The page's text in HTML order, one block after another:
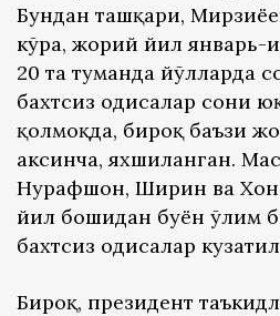
Бундан ташқари,
кўра, жорий йил январь-
20 та туманда йўлларда
бахтсиз ҳодисалар сони
қолмоқда, бироқ баъзи
аксинча, яхшиланган.
Нурафшон, Ширин ва
йил бошидан буён ўлим
бахтсиз ҳодисалар
Бироқ, президент